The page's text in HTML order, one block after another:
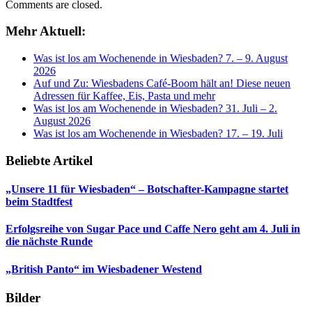
Comments are closed.
Mehr Aktuell:
Was ist los am Wochenende in Wiesbaden? 7. – 9. August
2026
Auf und Zu: Wiesbadens Café-Boom hält an! Diese neuen
Adressen für Kaffee, Eis, Pasta und mehr
Was ist los am Wochenende in Wiesbaden? 31. Juli – 2.
August 2026
Was ist los am Wochenende in Wiesbaden? 17. – 19. Juli
Beliebte Artikel
„Unsere 11 für Wiesbaden“ – Botschafter-Kampagne startet
beim Stadtfest
Erfolgsreihe von Sugar Pace und Caffe Nero geht am 4. Juli in
die nächste Runde
„British Panto“ im Wiesbadener Westend
Bilder